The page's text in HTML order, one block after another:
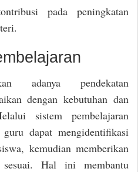
pada peningkatan
adanya pendekatan
dengan kebutuhan dan
sistem pembelajaran
dapat mengidentifikasi
kemudian memberikan
Hal ini membantu